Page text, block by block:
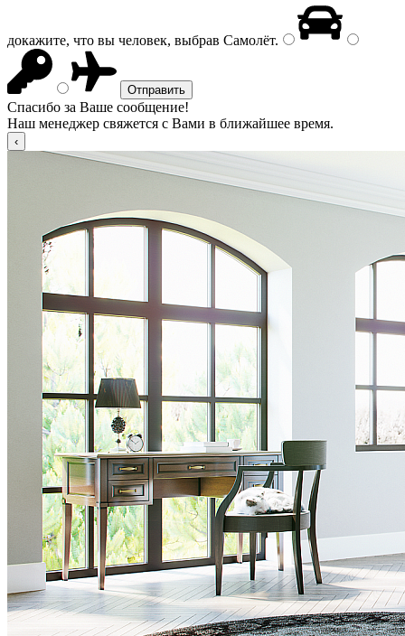
докажите, что вы человек, выбрав Самолёт.
Спасибо за Ваше сообщение!
Наш менеджер свяжется с Вами в ближайшее время.